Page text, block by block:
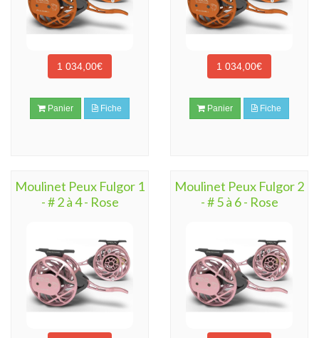
1 034,00€
Panier Fiche
1 034,00€
Panier Fiche
Moulinet Peux Fulgor 1
- # 2 à 4 - Rose
Moulinet Peux Fulgor 2
- # 5 à 6 - Rose